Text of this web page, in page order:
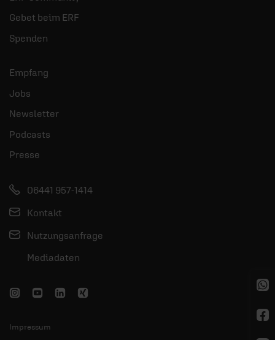
Gebet beim ERF
Spenden
Empfang
Jobs
Newsletter
Podcasts
Presse
06441 957-1414
Kontakt
Nutzungsanfrage
Mediadaten
Impressum